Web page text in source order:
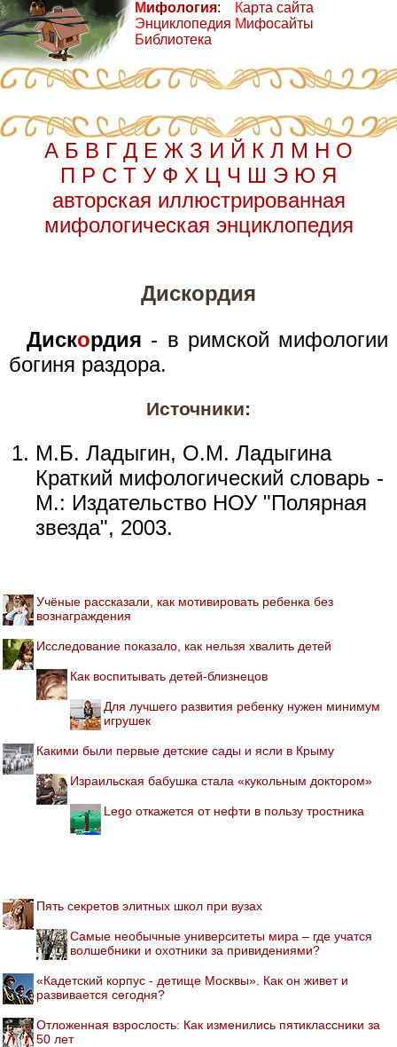
Мифология:
Энциклопедия
Библиотека
Карта сайта
Мифосайты
А Б В Г Д Е Ж З И Й К Л М Н О
П Р С Т У Ф Х Ц Ч Ш Э Ю Я
авторская иллюстрированная
мифологическая энциклопедия
Дискордия
Дискордия - в римской мифологии
богиня раздора.
Источники:
М.Б. Ладыгин, О.М. Ладыгина
Краткий мифологический словарь -
М.: Издательство НОУ "Полярная
звезда", 2003.
Учёные рассказали, как мотивировать ребенка без
вознаграждения
Исследование показало, как нельзя хвалить детей
Как воспитывать детей-близнецов
Для лучшего развития ребенку нужен минимум
игрушек
Какими были первые детские сады и ясли в Крыму
Израильская бабушка стала «кукольным доктором»
Lego откажется от нефти в пользу тростника
Пять секретов элитных школ при вузах
Самые необычные университеты мира – где учатся
волшебники и охотники за привидениями?
«Кадетский корпус - детище Москвы». Как он живет и
развивается сегодня?
Отложенная взрослость: Как изменились пятиклассники за
50 лет